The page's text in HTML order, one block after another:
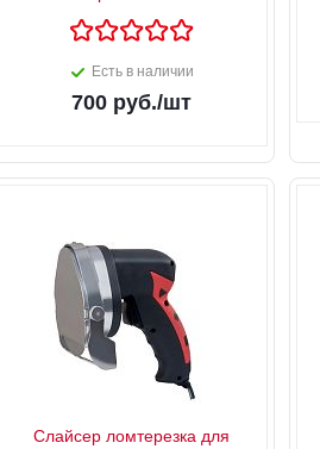
Есть в наличии
700руб./шт
Слайсер ломтерезка для